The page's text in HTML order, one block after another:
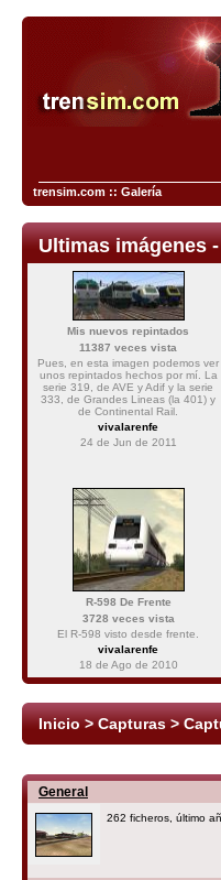
trensim.com :: Galería
Ultimas imágenes
Mis nuevos repintados
11387 veces vista
Pues, en esta imagen podemos ver
unos repintados hechos por mí. La
serie 319, de AVE y Adif y la serie
333, de Grandes Lineas (la 401) y
de Continental Rail.
vivalarenfe
24 de Jun de 2011
R-598 De Frente
3728 veces vista
El R-598 visto desde frente.
vivalarenfe
18 de Ago de 2010
Inicio>Capturas>
General
262 ficheros, último